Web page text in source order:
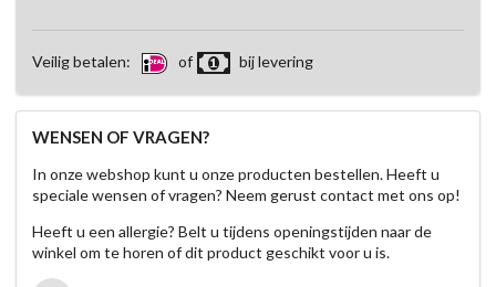
Veilig betalen: of bij levering
WENSEN OF VRAGEN?
In onze webshop kunt u onze producten bestellen. Heeft u
speciale wensen of vragen? Neem gerust contact met ons op!
Heeft u een allergie? Belt u tijdens openingstijden naar de
winkel om te horen of dit product geschikt voor u is.